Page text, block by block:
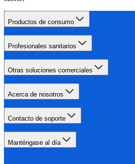
Productos de consumo
Profesionales sanitarios
Otras soluciones comerciales
Acerca de nosotros
Contacto de soporte
Manténgase al día